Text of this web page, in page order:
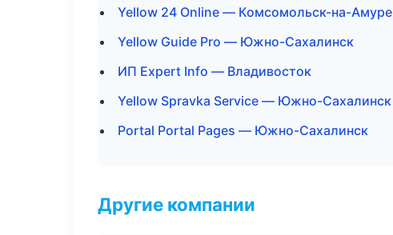
Yellow 24 Online — Комсомольск-на-Амуре
Yellow Guide Pro — Южно-Сахалинск
ИП Expert Info — Владивосток
Yellow Spravka Service — Южно-Сахалинск
Portal Portal Pages — Южно-Сахалинск
Другие компании